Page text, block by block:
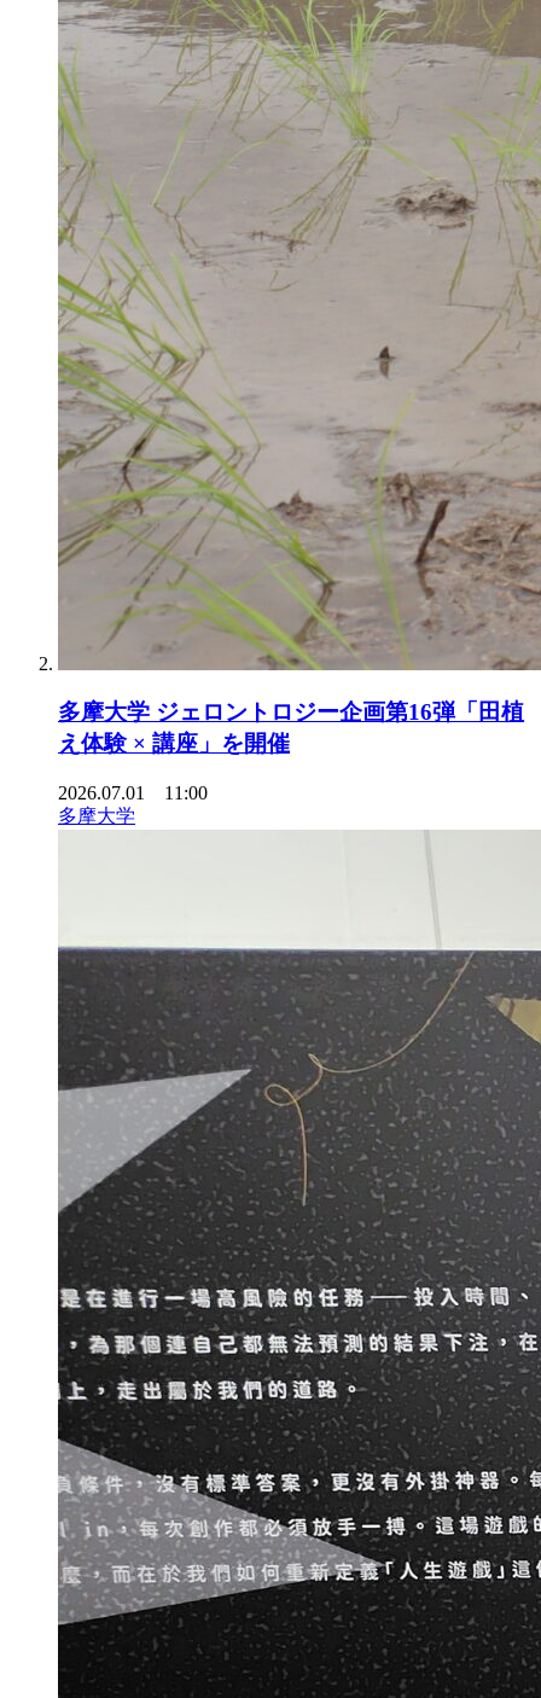
多摩大学 ジェロントロジー企画第16弾「田植
え体験 × 講座」を開催
2026.07.01 11:00
多摩大学